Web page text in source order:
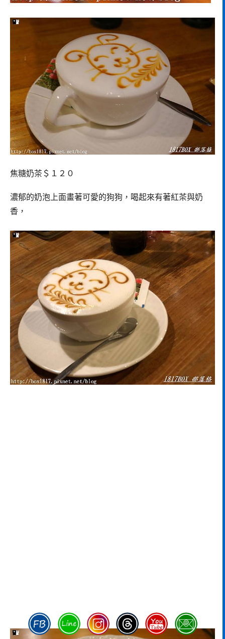
焦糖奶茶＄１２０
濃郁的奶泡上面畫著可愛的狗狗，喝起來有著紅茶與奶
香，